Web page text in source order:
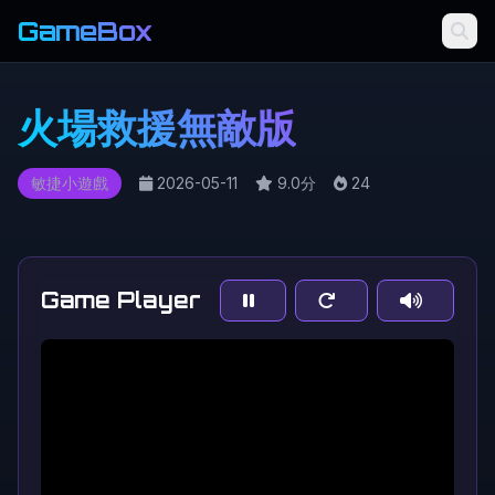
GameBox
火場救援無敵版
敏捷小遊戲 2026-05-11 9.0分 24
Game Player